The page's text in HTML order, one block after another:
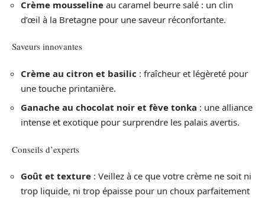
Crème mousseline au caramel beurre salé : un clin
d’œil à la Bretagne pour une saveur réconfortante.
Saveurs innovantes
Crème au citron et basilic : fraîcheur et légèreté pour
une touche printanière.
Ganache au chocolat noir et fève tonka : une alliance
intense et exotique pour surprendre les palais avertis.
Conseils d’experts
Goût et texture : Veillez à ce que votre crème ne soit ni
trop liquide, ni trop épaisse pour un choux parfaitement